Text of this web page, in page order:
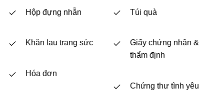
Hộp đựng nhẫn
Khăn lau trang sức
Hóa đơn
Túi quà
Giấy chứng nhận &
thẩm định
Chứng thư tình yêu